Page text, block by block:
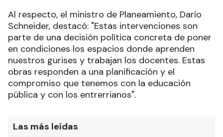
Al respecto, el ministro de Planeamiento, Darío
Schneider, destacó: "Estas intervenciones son
parte de una decisión política concreta de poner
en condiciones los espacios donde aprenden
nuestros gurises y trabajan los docentes. Estas
obras responden a una planificación y el
compromiso que tenemos con la educación
pública y con los entrerrianos".
Las más leídas